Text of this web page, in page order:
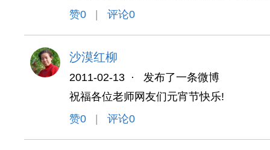
赞0 评论0
沙漠红柳
2011-02-13 ·
发布了一条微博
祝福各位老师网友们元宵节快乐!
赞0 评论0